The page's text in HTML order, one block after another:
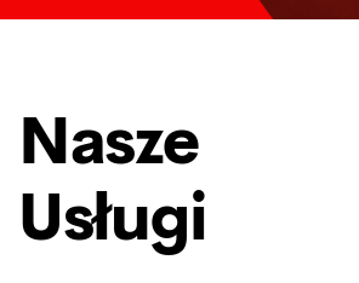
Nasze
Usługi